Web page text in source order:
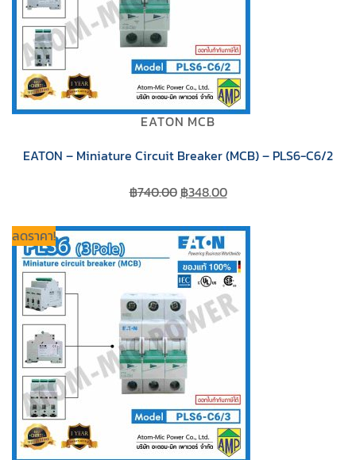
EATON MCB
EATON – Miniature Circuit Breaker (MCB) – PLS6-C6/2
฿740.00 Original
was:
฿740.00.
฿348.00Current
is:
฿348.00.
ลดราคา!